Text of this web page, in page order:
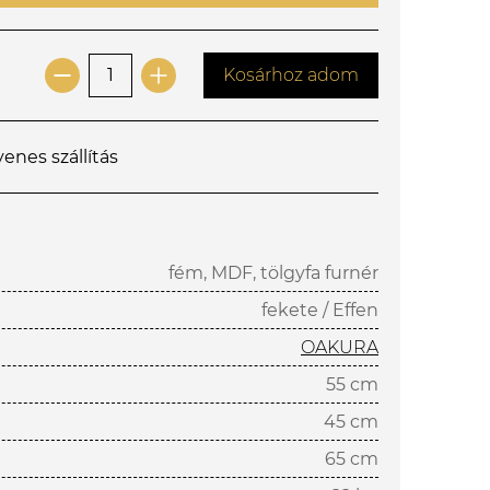
Kosárhoz adom
szállítás
fém, MDF, tölgyfa furnér
fekete / Effen
OAKURA
55 cm
45 cm
65 cm